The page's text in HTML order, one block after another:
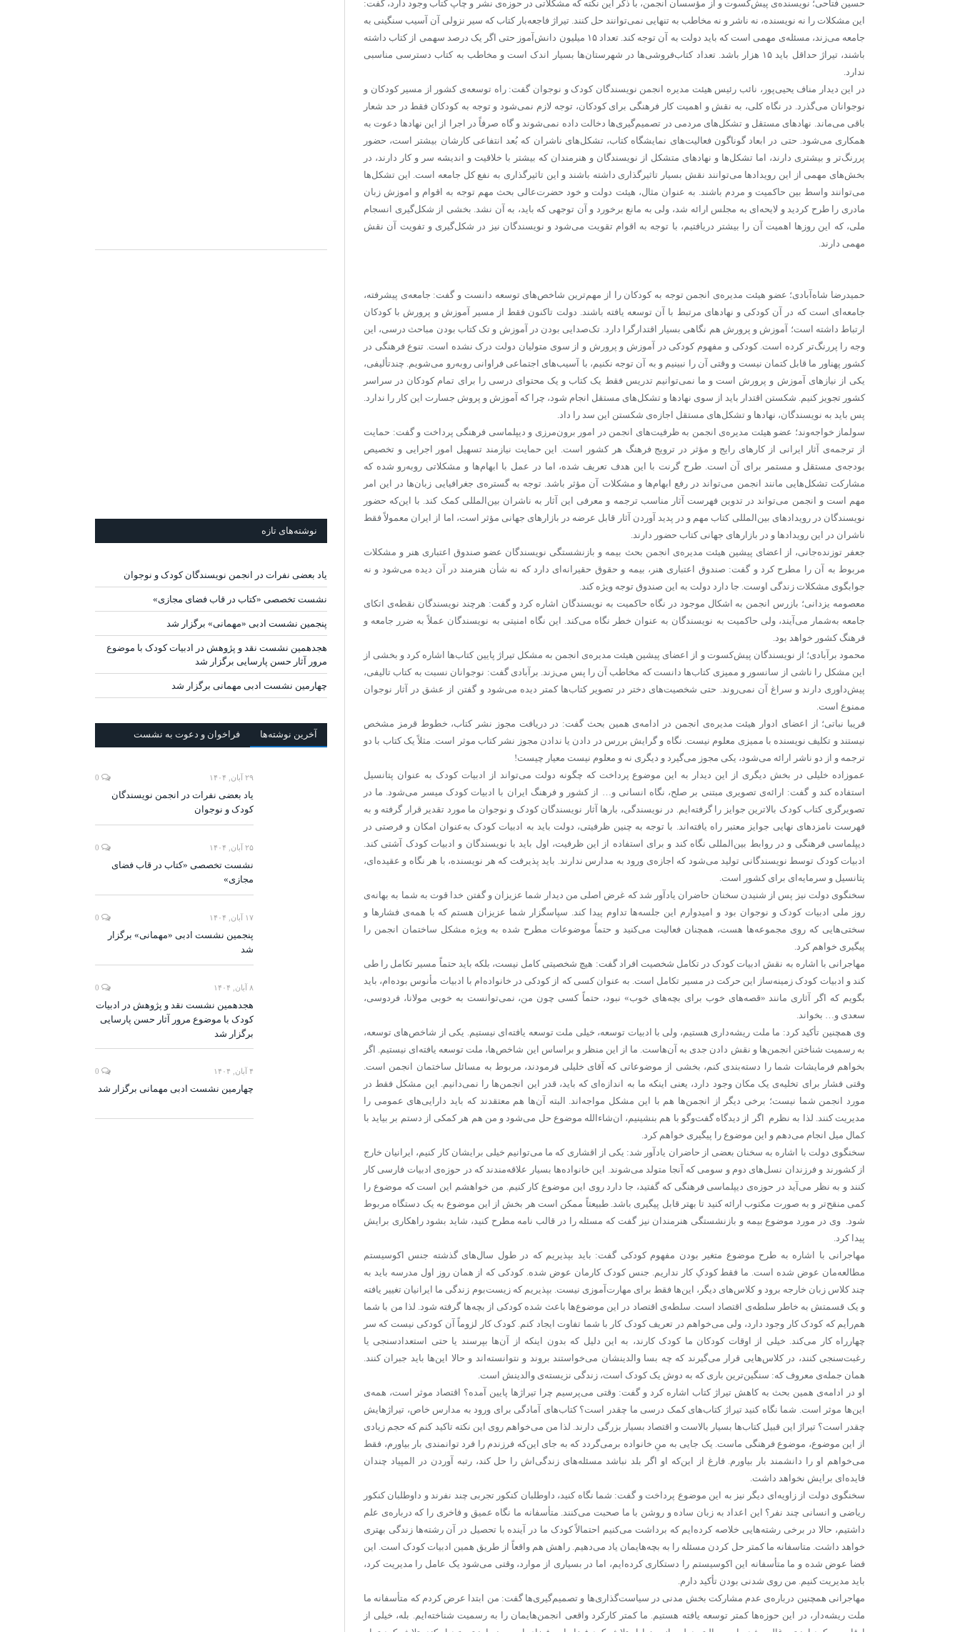
حسین فتاحی؛ نویسنده‌ی پیش‌کسوت و از مؤسسان انجمن، با ذکر این نکته که مشکلاتی در حوزه‌ی نشر و چاپ کتاب وجود دارد، گفت:
این مشکلات را نه نویسنده، نه ناشر و نه مخاطب به تنهایی نمی‌توانند حل کنند. تیراژ فاجعه‌بار کتاب که سیر نزولی آن آسیب سنگینی به
جامعه می‌زند، مسئله‌ی مهمی است که باید دولت به آن توجه کند. تعداد ۱۵ میلیون دانش‌آموز حتی اگر یک درصد سهمی از کتاب داشته
باشند، تیراژ حداقل باید ۱۵ هزار باشد. تعداد کتاب‌فروشی‌ها در شهرستان‌ها بسیار اندک است و مخاطب به کتاب دسترسی مناسبی
ندارد.
در این دیدار مناف یحیی‌پور، نائب رئیس هیئت مدیره انجمن نویسندگان کودک و نوجوان گفت: راه توسعه‌ی کشور از مسیر کودکان و
نوجوانان می‌گذرد. در نگاه کلی، به نقش و اهمیت کار فرهنگی برای کودکان، توجه لازم نمی‌شود و توجه به کودکان فقط در حد شعار
باقی می‌ماند. نهادهای مستقل و تشکل‌های مردمی در تصمیم‌گیری‌ها دخالت داده نمی‌شوند و گاه صرفاً در اجرا از این نهادها دعوت به
همکاری می‌شود. حتی در ابعاد گوناگون فعالیت‌های نمایشگاه کتاب، تشکل‌های ناشران که بُعد انتفاعی کارشان بیشتر است، حضور
پررنگ‌تر و بیشتری دارند، اما تشکل‌ها و نهادهای متشکل از نویسندگان و هنرمندان که بیشتر با خلاقیت و اندیشه سر و کار دارند، در
بخش‌های مهمی از این رویدادها می‌توانند نقش بسیار تاثیرگذاری داشته باشند و این تاثیرگذاری به نفع کل جامعه است. این تشکل‌ها
می‌توانند واسط بین حاکمیت و مردم باشند. به عنوان مثال، هیئت دولت و خود حضرت‌عالی بحث مهم توجه به اقوام و اموزش زبان‌
مادری را طرح کردید و لایحه‌ای به مجلس ارائه شد، ولی به مانع برخورد و آن توجهی که باید، به آن نشد. بخشی از شکل‌گیری انسجام
ملی، که این روزها اهمیت آن را بیشتر دریافتیم، با توجه به اقوام تقویت می‌شود و نویسندگان نیز در شکل‌گیری و تفویت آن نقش
مهمی دارند.
حمیدرضا شاه‌آبادی؛ عضو هیئت مدیره‌ی انجمن توجه به کودکان را از مهم‌ترین شاخص‌های توسعه دانست و گفت: جامعه‌ی پیشرفته،
جامعه‌ای است که در آن کودکی و نهادهای مرتبط با آن توسعه یافته باشند. دولت تاکنون فقط از مسیر آموزش و پرورش با کودکان
ارتباط داشته است؛ آموزش و پرورش هم نگاهی بسیار اقتدارگرا دارد. تک‌صدایی بودن در آموزش و تک کتاب بودن مباحث درسی، این
وجه را پررنگ‌تر کرده است. کودکی و مفهوم کودکی در آموزش و پرورش و از سوی متولیان دولت درک نشده است. تنوع فرهنگی در
کشور پهناور ما قابل کتمان نیست و وقتی آن را نبینیم و به آن توجه نکنیم، با آسیب‌های اجتماعی فراوانی روبه‌رو می‌شویم. چندتألیفی،
یکی از نیازهای آموزش و پرورش است و ما نمی‌توانیم تدریس فقط یک کتاب و یک محتوای درسی را برای تمام کودکان در سراسر
کشور تجویز کنیم. شکستن اقتدار باید از سوی نهادها و تشکل‌های مستقل انجام شود، چرا که آموزش و پروش جسارت این کار را ندارد.
پس باید به نویسندگان، نهادها و تشکل‌های مستقل اجازه‌ی شکستن این سد را داد.
سولماز خواجه‌وند؛ عضو هیئت مدیره‌ی انجمن به ظرفیت‌های انجمن در امور برون‌مرزی و دیپلماسی فرهنگی پرداخت و گفت: حمایت
از ترجمه‌ی آثار ایرانی از کارهای رایج و مؤثر در ترویج فرهنگ هر کشور است. این حمایت نیازمند تسهیل امور اجرایی و تخصیص
بودجه‌ی مستقل و مستمر برای آن است. طرح گرنت با این هدف تعریف شده، اما در عمل با ابهام‌ها و مشکلاتی روبه‌رو شده که
مشارکت تشکل‌هایی مانند انجمن می‌تواند در رفع ابهام‌ها و مشکلات آن مؤثر باشد. توجه به گستره‌ی جغرافیایی زبان‌ها در این امر
مهم است و انجمن می‌تواند در تدوین فهرست آثار مناسب ترجمه و معرفی این آثار به ناشران بین‌المللی کمک کند. با این‌که حضور
نویسندگان در رویدادهای بین‌المللی کتاب مهم و در پدید آوردن آثار قابل عرضه در بازارهای جهانی مؤثر است، اما از ایران معمولاً فقط
ناشران در این رویدادها و در بازارهای جهانی کتاب حضور دارند.
جعفر توزنده‌جانی، از اعضای پیشین هیئت مدیره‌ی انجمن بحث بیمه و بازنشستگی نویسندگان عضو صندوق اعتباری هنر و مشکلات
مربوط به آن را مطرح کرد و گفت: صندوق اعتباری هنر، بیمه و حقوق حقیرانه‌ای دارد که نه شأن هنرمند در آن دیده می‌شود و نه
جوابگوی مشکلات زندگی اوست. جا دارد دولت به این صندوق توجه ویژه کند.
معصومه یزدانی؛ بازرس انجمن به اشکال موجود در نگاه حاکمیت به نویسندگان اشاره کرد و گفت: هرچند نویسندگان نقطه‌ی اتکای
جامعه به‌شمار می‌آیند، ولی حاکمیت به نویسندگان به عنوان خطر نگاه می‌کند. این نگاه امنیتی به نویسندگان عملاً به ضرر جامعه و
فرهنگ کشور خواهد بود.
محمود برآبادی؛ از نویسندگان پیش‌کسوت و از اعضای پیشین هیئت مدیره‌ی انجمن به مشکل تیراژ پایین کتاب‌ها اشاره کرد و بخشی از
این مشکل را ناشی از سانسور و ممیزی کتاب‌ها دانست که مخاطب آن را پس می‌زند. برآبادی گفت: نوجوانان نسبت به کتاب تالیفی،
پیش‌داوری دارند و سراغ آن نمی‌روند. حتی شخصیت‌های دختر در تصویر کتاب‌ها کمتر دیده می‌شود و گفتن از عشق در آثار نوجوان
ممنوع است.
فریبا نباتی؛ از اعضای ادوار هیئت مدیره‌ی انجمن در ادامه‌ی همین بحث گفت: در دریافت مجوز نشر کتاب، خطوط قرمز مشخص
نیستند و تکلیف نویسنده با ممیزی معلوم نیست. نگاه و گرایش بررس در دادن یا ندادن مجوز نشر کتاب موثر است. مثلاً یک کتاب با دو
ترجمه و از دو ناشر ارائه می‌شود، یکی مجوز می‌گیرد و دیگری نه و معلوم نیست معیار چیست!
عموزاده خلیلی در بخش دیگری از این دیدار به این موضوع پرداخت که چگونه دولت می‌تواند از ادبیات کودک به عنوان پتانسیل
استفاده کند و گفت: ارائه‌ی تصویری مبتنی بر صلح، نگاه انسانی و… از کشور و فرهنگ ایران با ادبیات کودک میسر می‌شود. ما در
تصویرگری کتاب کودک بالاترین جوایز را گرفته‌ایم. در نویسندگی، بارها آثار نویسندگان کودک و نوجوان ما مورد تقدیر قرار گرفته و به
فهرست نامزدهای نهایی جوایز معتبر راه یافته‌اند. با توجه به چنین ظرفیتی، دولت باید به ادبیات کودک به‌عنوان امکان و فرصتی در
دیپلماسی فرهنگی و در روابط بین‌المللی نگاه کند و برای استفاده از این ظرفیت، اول باید با نویسندگان و ادبیات کودک آشتی کند.
ادبیات کودک توسط نویسندگانی تولید می‌شود که اجازه‌ی ورود به مدارس ندارند. باید پذیرفت که هر نویسنده، با هر نگاه و عقیده‌ای،
پتانسیل و سرمایه‌ای برای کشور است.
سخنگوی دولت نیز پس از شنیدن سخنان حاضران یادآور شد که غرض اصلی من دیدار شما عزیزان و گفتن خدا قوت به شما به بهانه‌ی
روز ملی ادبیات کودک و نوجوان بود و امیدوارم این جلسه‌ها تداوم پیدا کند. سپاسگزار شما عزیزان هستم که با همه‌ی فشارها و
سختی‌هایی که روی مجموعه‌ها هست، همچنان فعالیت می‌کنید و حتماً موضوعات مطرح شده به ویژه مشکل ساختمان انجمن را
پیگیری خواهم کرد.
مهاجرانی با اشاره به نقش ادبیات کودک در تکامل شخصیت افراد گفت: هیچ شخصیتی کامل نیست، بلکه باید حتماً مسیر تکامل را طی
کند و ادبیات کودک زمینه‌ساز این حرکت در مسیر تکامل است. به عنوان کسی که از کودکی در خانواده‌ام با ادبیات مأنوس بوده‌ام، باید
بگویم که اگر آثاری مانند «قصه‌های خوب برای بچه‌های خوب» نبود، حتماً کسی چون من، نمی‌توانست به خوبی مولانا، فردوسی،
سعدی و… بخواند.
وی همچنین تأکید کرد:‌ ما ملت ریشه‌داری هستیم، ولی با ادبیات توسعه، خیلی ملت توسعه یافته‌ای نیستیم. یکی از شاخص‌های توسعه،
به رسمیت شناختن انجمن‌ها و نقش دادن جدی به آن‌هاست. ما از این منظر و براساس این شاخص‌ها، ملت توسعه یافته‌ای نیستیم. اگر
بخواهم فرمایشات شما را دسته‌بندی کنم، بخشی از موضوعاتی که آقای خلیلی فرمودند، مربوط به مسائل ساختمان انجمن است.
وقتی فشار برای تخلیه‌ی یک مکان وجود دارد، یعنی اینکه ما به اندازه‌ای که باید، قدر این انجمن‌ها را نمی‌دانیم. این مشکل فقط در
مورد انجمن شما نیست؛ برخی دیگر از انجمن‌ها هم با این مشکل مواجه‌اند. البته آن‌ها هم معتقدند که باید دارایی‌های عمومی را
مدیریت کنند. لذا به نظرم اگر از دیدگاه گفت‌وگو با هم بنشینیم، ان‌شاءالله موضوع حل می‌شود و من هم هر کمکی از دستم بر بیاید با
کمال میل انجام می‌دهم و این موضوع را پیگیری خواهم کرد.
سخنگوی دولت با اشاره به سخنان بعضی از حاضران یادآور شد: یکی از اقشاری که ما می‌توانیم خیلی برایشان کار کنیم، ایرانیان خارج
از کشورند و فرزندان نسل‌های دوم و سومی که آنجا متولد می‌شوند. این خانواده‌ها بسیار علاقه‌مندند که در حوزه‌ی ادبیات فارسی کار
کنند و به نظر می‌آید در حوزه‌ی دیپلماسی فرهنگی که گفتید، جا دارد روی این موضوع کار کنیم. من خواهشم این است که موضوع را
کمی منقح‌تر و به صورت مکتوب ارائه کنید تا بهتر قابل پیگیری باشد. طبیعتاً ممکن است هر بخش از این موضوع‌ به یک دستگاه‌ مربوط
شود. وی در مورد موضوع بیمه و بازنشستگی هنرمندان نیز گفت که مسئله را در قالب نامه مطرح کنید، شاید بشود راهکاری برایش
پیدا کرد.
مهاجرانی با اشاره به طرح موضوع متغیر بودن مفهوم کودکی گفت: باید بپذیریم که در طول سال‌های گذشته جنس اکوسیستم
مطالعه‌مان عوض شده است. ما فقط کودکِ کار نداریم. جنس کودک کارمان عوض شده. کودکی که از همان روز اول مدرسه باید به
چند کلاس زبان خارجه برود و کلاس‌های دیگر، این‌ها فقط برای مهارت‌آموزی نیست. بپذیریم که زیست‌بوم زندگی ما ایرانیان تغییر یافته
و یک قسمتش به خاطر سلطه‌ی اقتصاد است. سلطه‌ی اقتصاد در این موضوع‌ها باعث شده کودکی از بچه‌ها گرفته شود. لذا من با شما
هم‌رأیم که کودک کار وجود دارد، ولی می‌خواهم در تعریف کودک کار با شما تفاوت ایجاد کنم. کودک کار لزوماً آن کودکی نیست که سر
چهارراه کار می‌کند. خیلی از اوقات کودکان ما کودک کارند، به این دلیل که بدون اینکه از آن‌ها بپرسند یا حتی استعدادسنجی یا
رغبت‌سنجی کنند، در کلاس‌هایی قرار می‌گیرند که چه بسا والدینشان می‌خواستند بروند و نتوانسته‌اند و حالا این‌ها باید جبران کنند.
همان جمله‌ی معروف که: سنگین‌ترین باری که به دوش یک کودک است، زندگی نزیسته‌ی والدینش است.
او در ادامه‌ی همین بحث به کاهش تیراژ کتاب اشاره کرد و گفت: وقتی می‌پرسیم چرا تیراژها پایین آمده؟ اقتصاد موثر است، همه‌ی
این‌ها موثر است. شما نگاه کنید تیراژ کتاب‌های کمک درسی ما چقدر است؟ کتاب‌های آمادگی برای ورود به مدارس خاص، تیراژهایش
چقدر است؟ تیراژ این قبیل کتاب‌ها بسیار بالاست و اقتصاد بسیار بزرگی دارند. لذا من می‌خواهم روی این نکته تاکید کنم که حجم زیادی
از این موضوع، موضوع فرهنگی ماست. یک جایی به منِ خانواده برمی‌گردد که به جای این‌که فرزندم را فرد توانمندی بار بیاورم، فقط
می‌خواهم او را دانشمند بار بیاورم. فارغ از این‌که او اگر بلد نباشد مسئله‌های زندگی‌اش را حل کند، رتبه آوردن در المپیاد چندان
‌فایده‌ای برایش نخواهد داشت.
سخنگوی دولت از زاویه‌ای دیگر نیز به این موضوع پرداخت و گفت: شما نگاه کنید، داوطلبان کنکور تجربی چند نفرند و داوطلبان کنکور
ریاضی و انسانی چند نفر؟ این‌ اعداد به زبان ساده و روشن با ما صحبت می‌کنند. متأسفانه ما نگاه عمیق و فاخری را که درباره‌ی علم
داشتیم، حالا در برخی رشته‌هایی خلاصه‌ کرده‌ایم که برداشت می‌کنیم احتمالاً کودک ما در آینده‌ با تحصیل در آن رشته‌ها زندگی بهتری
خواهد داشت. متاسفانه ما کمتر حل کردن مسئله را به بچه‌هایمان یاد می‌دهیم. راهش هم واقعاً از طریق همین ادبیات کودک است. این
فضا عوض شده و ما متأسفانه این اکوسیستم را دستکاری کرده‌ایم، اما در بسیاری از موارد، وقتی می‌شود یک عامل را مدیریت کرد،
باید مدیریت کنیم. من روی شدنی بودن تأکید دارم.
مهاجرانی همچنین درباره‌ی عدم مشارکت بخش مدنی در سیاست‌گذاری‌ها و تصمیم‌گیری‌ها گفت: من ابتدا عرض کردم که متأسفانه ما
ملت ریشه‌دار، در این حوزه‌ها کمتر توسعه یافته هستیم. ما کمتر کارکرد واقعی انجمن‌هایمان را به رسمیت شناخته‌ایم. بله، خیلی از
نوشته‌های تازه
یاد بعضی نفرات در انجمن نویسندگان کودک و نوجوان
نشست تخصصی «کتاب در قاب فضای مجازی»
پنجمین نشست ادبی «مهمانی» برگزار شد
هجدهمین نشست نقد و پژوهش در ادبیات کودک با موضوع
مرور آثار حسن پارسایی برگزار شد
چهارمین نشست ادبی مهمانی برگزار شد
آخرين‌ نوشته‌ها فراخوان و دعوت به نشست
۲۹ آبان, ۱۴۰۴
یاد بعضی نفرات در انجمن نویسندگان
کودک و نوجوان
۲۵ آبان, ۱۴۰۴
نشست تخصصی «کتاب در قاب فضای
مجازی»
۱۷ آبان, ۱۴۰۴
پنجمین نشست ادبی «مهمانی» برگزار
شد
۸ آبان, ۱۴۰۴
هجدهمین نشست نقد و پژوهش در ادبیات
کودک با موضوع مرور آثار حسن پارسایی
برگزار شد
۴ آبان, ۱۴۰۴
چهارمین نشست ادبی مهمانی برگزار شد